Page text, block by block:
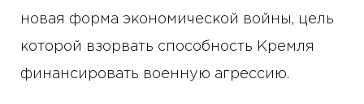
новая форма экономической войны, цель
которой взорвать способность Кремля
финансировать военную агрессию.